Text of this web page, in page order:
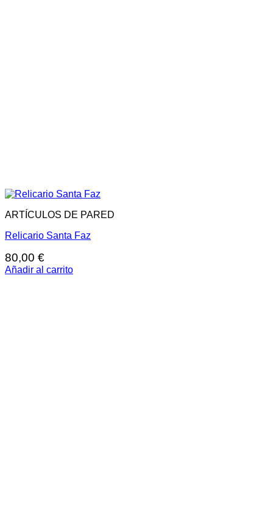
ARTÍCULOS DE PARED
Relicario Santa Faz
80,00 €
Añadir al carrito